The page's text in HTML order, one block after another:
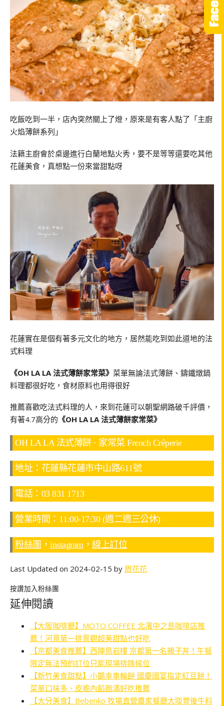
吃飯吃到一半，店內突然關上了燈，原來是有客人點了「主廚
火焰薄餅系列」
法籍主廚會於桌邊進行白蘭地點火秀，要不是等等還要吃其他
花蓮美食，真想點一份來當甜點呀
花蓮實在是個有著多元文化的地方，居然能吃到如此道地的法
式料理
《OH LA LA 法式薄餅家常菜》 菜單無論法式薄餅、鑄鐵燉鍋
料理都很好吃，食材原料也用得很好
推薦喜歡吃法式料理的人，來到花蓮可以朝聖網路破千評價，
有著4.7高分的 《OH LA LA 法式薄餅家常菜》
OH LA LA 法式薄餅 · 家常菜 French Crêperie
地址：花蓮縣花蓮市中山路611號
電話：03 831 1713
營業時間：11:00-17:30 (週二週三公休)
粉絲團 ， instagram， 線上訂位
Last Updated on 2024-02-15 by 周花花
按讚加入粉絲團
延伸閱讀
【大阪咖啡廳】MOTO COFFEE 北濱中之島咖啡店推
薦！河景第一排景觀超美甜點也好吃
【京都美食推薦】西陣鳥岩樓 京都第一名親子丼！午餐
限定無法預約訂位只能現場排隊候位
【新竹美食甜點】小鵲幸車輪餅 國慶國宴指定紅豆餅！
菜單口味多、皮脆內餡飽滿好吃推薦
【大分美食】Bebenko 牧場直營農家餐廳大啖豐後牛料